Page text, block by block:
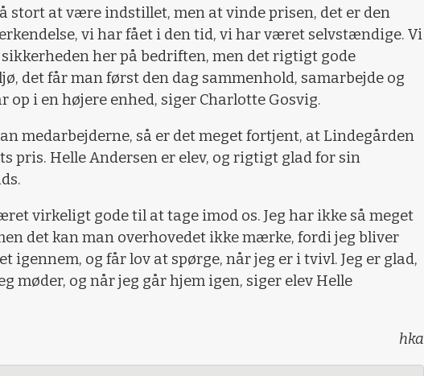
stort at være indstillet, men at vinde prisen, det er den
vi har fået i den tid, vi har været selvstændige. Vi
her på bedriften, men det rigtigt gode
det får man først den dag sammenhold, samarbejde og
op i en højere enhed, siger Charlotte Gosvig.
medarbejderne, så er det meget fortjent, at Lindegården
pris. Helle Andersen er elev, og rigtigt glad for sin
virkeligt gode til at tage imod os. Jeg har ikke så meget
det kan man overhovedet ikke mærke, fordi jeg bliver
igennem, og får lov at spørge, når jeg er i tvivl. Jeg er glad,
møder, og når jeg går hjem igen, siger elev Helle
hka